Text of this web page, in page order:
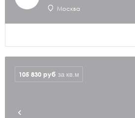
Москва
105 830 руб за кв.м